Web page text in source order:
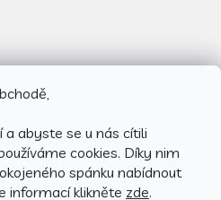
a abyste se u nás cítili
cookies. Díky nim
spánku nabídnout
informací klikněte zde.